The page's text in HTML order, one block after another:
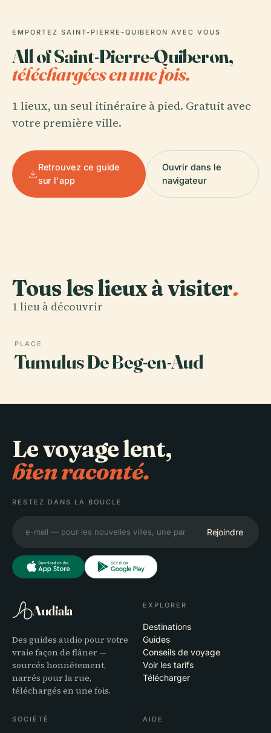
EMPORTEZ SAINT-PIERRE-QUIBERON AVEC VOUS
All of Saint-Pierre-Quiberon,
téléchargées en une fois.
1 lieux, un seul itinéraire à pied. Gratuit avec
votre première ville.
Retrouvez ce guide
sur l'app
Ouvrir dans le
navigateur
Tous les lieux à visiter.
1 lieu à découvrir
PLACE
Tumulus De Beg-en-Aud
Le voyage lent,
bien raconté.
RESTEZ DANS LA BOUCLE
Rejoindre
Audiala
Des guides audio pour votre
vraie façon de flâner —
sourcés honnêtement,
narrés pour la rue,
téléchargés en une fois.
EXPLORER
Destinations
Guides
Conseils de voyage
Voir les tarifs
Télécharger
SOCIÉTÉ AIDE